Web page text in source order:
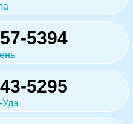
5394
5295
Удэ